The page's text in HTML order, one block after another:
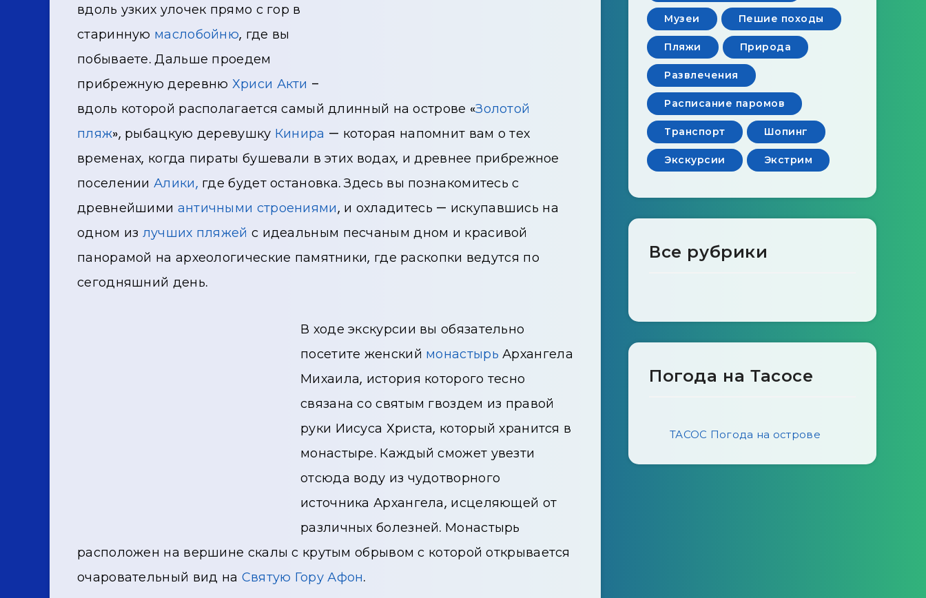
вдоль узких улочек прямо с гор в
старинную маслобойню, где вы
побываете. Дальше проедем
прибрежную деревню Хриси Акти –
вдоль которой располагается самый длинный на острове «Золотой
пляж», рыбацкую деревушку Кинира — которая напомнит вам о тех
временах, когда пираты бушевали в этих водах, и древнее прибрежное
поселенииАлики, где будет остановка. Здесь вы познакомитесь с
древнейшими античными строениями, и охладитесь — искупавшись на
одном из лучших пляжей с идеальным песчаным дном и красивой
панорамой на археологические памятники, где раскопки ведутся по
сегодняшний день.
В ходе экскурсии вы обязательно
посетите женский монастырь Архангела
Михаила, история которого тесно
связана со святым гвоздем из правой
руки Иисуса Христа, который хранится в
монастыре. Каждый сможет увезти
отсюда воду из чудотворного
источника Архангела, исцеляющей от
различных болезней. Монастырь
расположен на вершине скалы с крутым обрывом с которой открывается
очаровательный вид на Святую Гору Афон.
Музеи Пешие походы
Пляжи Природа
Развлечения
Расписание паромов
Транспорт Шопинг
Экскурсии Экстрим
Все рубрики
Погода на Тасосе
ТАСОС Погода на острове